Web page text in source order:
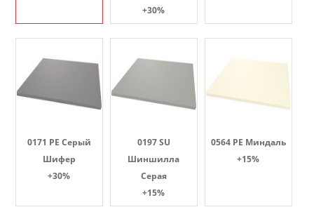
+30%
0171 PE Серый
Шифер
+30%
0197 SU
Шиншилла
Серая
+15%
0564 PE Миндаль
+15%